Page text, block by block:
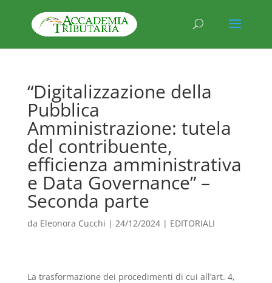
“Digitalizzazione della
Pubblica
Amministrazione: tutela
del contribuente,
efficienza amministrativa
e Data Governance” –
Seconda parte
da Eleonora Cucchi | 24/12/2024| EDITORIALI
La trasformazione dei procedimenti di cui all’art. 4,